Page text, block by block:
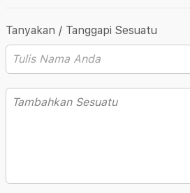
Tanyakan / Tanggapi Sesuatu